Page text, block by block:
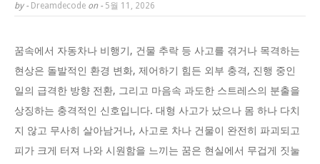
by - Dreamdecode on - 5월 11, 2026
꿈속에서 자동차나 비행기, 건물 추락 등 사고를 겪거나 목격하는
현상은 돌발적인 환경 변화, 제어하기 힘든 외부 충격, 진행 중인
일의 급격한 방향 전환, 그리고 마음속 과도한 스트레스의 분출을
상징하는 충격적인 신호입니다. 대형 사고가 났으나 몸 하나 다치
지 않고 무사히 살아남거나, 사고로 차나 건물이 완전히 파괴되고
피가 크게 터져 나와 시원함을 느끼는 꿈은 현실에서 무겁게 짓눌